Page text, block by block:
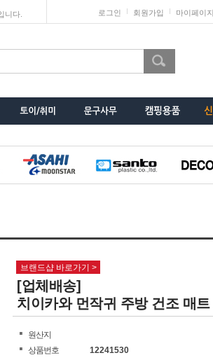
니다. 로그인 회원가입 마이페이지
브랜드샵 바로가기 >
[업체배송]
치이카와 먼작귀 주방 건조 매트
원산지
상품번호
12241530